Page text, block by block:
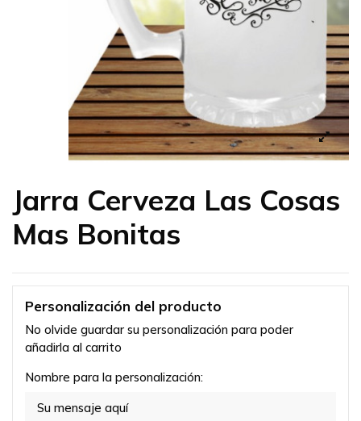
Jarra Cerveza Las Cosas
Mas Bonitas
Personalización del producto
No olvide guardar su personalización para poder
añadirla al carrito
Nombre para la personalización: